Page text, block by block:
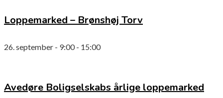
Loppemarked – Brønshøj Torv
26. september - 9:00- 15:00
Avedøre Boligselskabs årlige loppemarked